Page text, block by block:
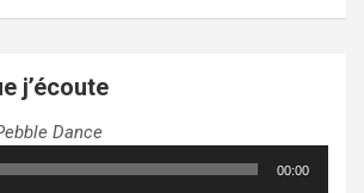
j’écoute
Dance
00:00